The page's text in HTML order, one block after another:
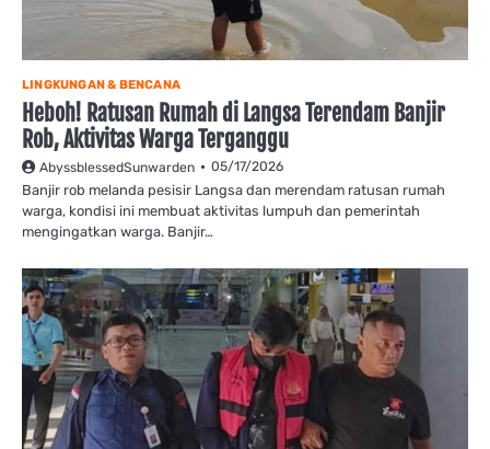
LINGKUNGAN & BENCANA
Heboh! Ratusan Rumah di Langsa Terendam Banjir
Rob, Aktivitas Warga Terganggu
AbyssblessedSunwarden 05/17/2026
Banjir rob melanda pesisir Langsa dan merendam ratusan rumah
warga, kondisi ini membuat aktivitas lumpuh dan pemerintah
mengingatkan warga. Banjir…